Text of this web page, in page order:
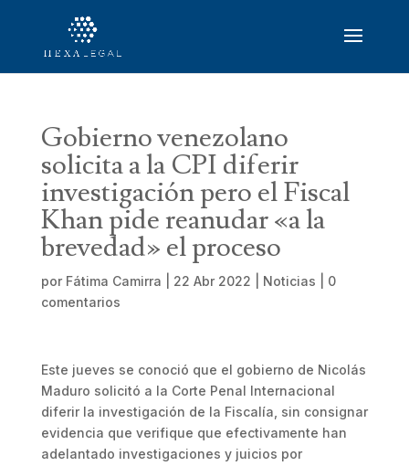
Gobierno venezolano
solicita a la CPI diferir
investigación pero el Fiscal
Khan pide reanudar «a la
brevedad» el proceso
por Fátima Camirra 22 Abr 2022 Noticias
0
comentarios
Este jueves se conoció que el gobierno de Nicolás
Maduro solicitó a la Corte Penal Internacional
diferir la investigación de la Fiscalía, sin consignar
evidencia que verifique que efectivamente han
adelantado investigaciones y juicios por